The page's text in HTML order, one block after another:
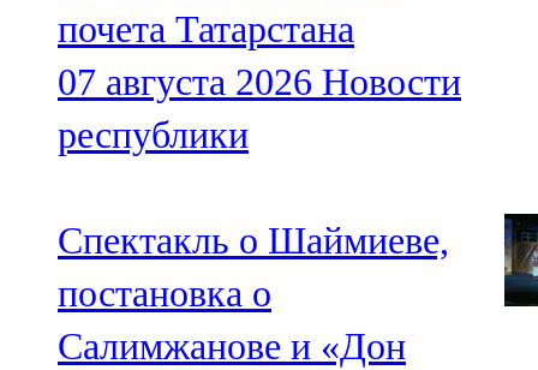
почета Татарстана
07 августа 2026 Новости
республики
Спектакль о Шаймиеве,
постановка о
Салимжанове и «Дон